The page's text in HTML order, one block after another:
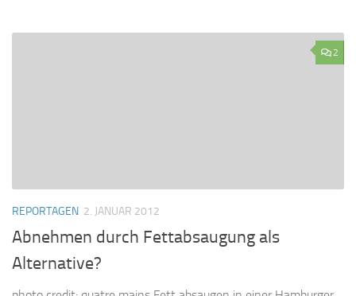
2
REPORTAGEN 2. JANUAR 2012
Abnehmen durch Fettabsaugung als
Alternative?